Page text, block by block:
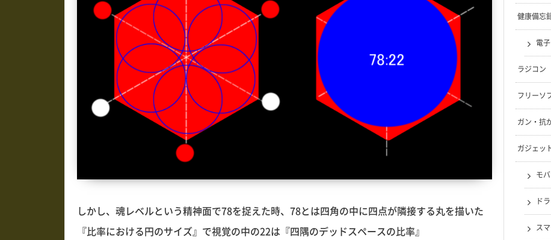
しかし、魂レベルという精神面で78を捉えた時、78とは四角の中に四点が隣接する丸を描いた
『比率における円のサイズ』で視覚の中の22は『四隅のデッドスペースの比率』
健康備忘
電
ラジコン
フリーソ
ガン・抗
ガジェッ
モ
ド
ス